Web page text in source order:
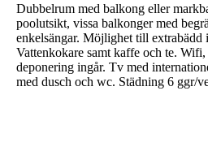
Dubbelrum med balkong eller
poolutsikt, vissa balkonger med
enkelsängar. Möjlighet till
Vattenkokare samt kaffe och te.
deponering ingår. Tv med
med dusch och wc. Städning 6 ggr/